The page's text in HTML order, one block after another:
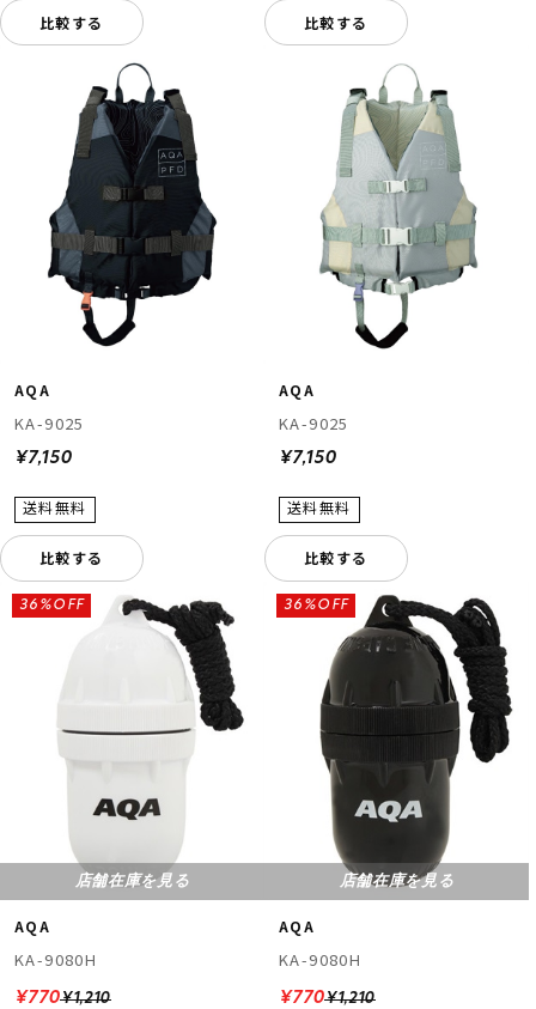
比較する 比較する
AQA
KA-9025
¥7,150
比較する
AQA
KA-9025
¥7,150
比較する
店舗在庫を見る
AQA
KA-9080H
¥1,210
36%OFF
¥770
店舗在庫を見る
AQA
KA-9080H
¥1,210
36%OFF
¥770